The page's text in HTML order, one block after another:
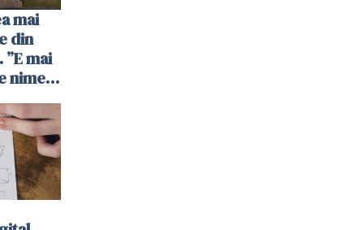
mai
din
mai
nimeni